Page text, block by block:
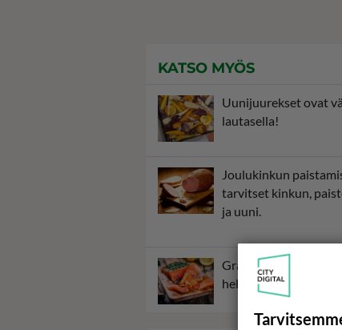
KATSO MYÖS
Uunijuurekset ovat
lautasella!
Joulukinkun
tarvitset kinkun,
ja uuni.
Graavilohi vie aikaa,
helppo valmistaa.